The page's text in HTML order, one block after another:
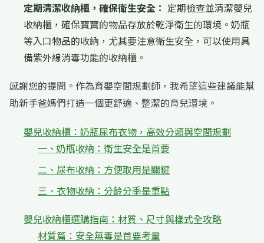
定期清潔收納櫃，確保衛生安全： 定期檢查並清潔嬰兒
收納櫃，確保寶寶的物品存放於乾淨衛生的環境。奶瓶
等入口物品的收納，尤其要注意衛生安全，可以使用具
備紫外線消毒功能的收納櫃。
感謝您的提問。作為育嬰空間規劃師，我希望這些建議能幫
助新手爸媽們打造一個更舒適、整潔的育兒環境。
嬰兒收納櫃：奶瓶尿布衣物，高效分類與空間規劃
一、奶瓶收納：衛生安全是首要
二、尿布收納：方便取用是關鍵
三、衣物收納：分齡分季是重點
嬰兒收納櫃選購指南：材質、尺寸與樣式全攻略
材質篇：安全無毒是首要考量